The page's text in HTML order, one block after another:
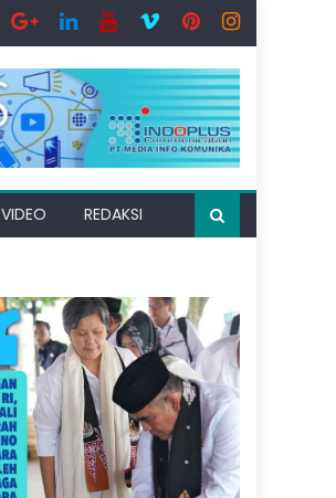
VIDEO REDAKSI